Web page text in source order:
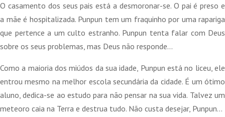
20,00 €.18,00 €.
O casamento dos seus pais está a desmoronar-se. O pai é preso e
a mãe é hospitalizada. Punpun tem um fraquinho por uma rapariga
que pertence a um culto estranho. Punpun tenta falar com Deus
sobre os seus problemas, mas Deus não responde…
Como a maioria dos miúdos da sua idade, Punpun está no liceu, ele
entrou mesmo na melhor escola secundária da cidade. É um ótimo
aluno, dedica-se ao estudo para não pensar na sua vida. Talvez um
meteoro caia na Terra e destrua tudo. Não custa desejar, Punpun…